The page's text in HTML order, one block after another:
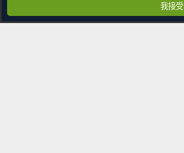
分享
我接受